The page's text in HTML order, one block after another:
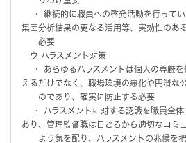
・ 継続的に職員への啓発活動を行ってい
集団分析結果の更なる活用等、実効性のあ
必要
ウ ハラスメント対策
・ あらゆるハラスメントは個人の尊厳を
えるだけでなく、職場環境の悪化や円滑な
のであり、確実に防止する必要
・ ハラスメントに対する認識を職員全体
あり、管理監督職は日ごろから適切なコミ
よう気を配り、ハラスメントの兆候を把